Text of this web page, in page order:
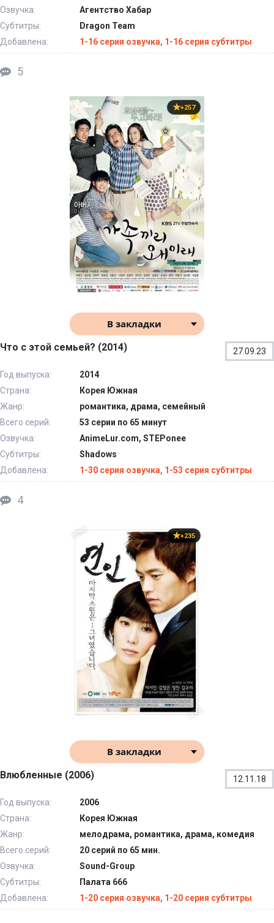
Озвучка:
Агентство Хабар
Субтитры:
Dragon Team
Добавлена:
1-16 серия озвучка, 1-16 серия субтитры
5
+257
В закладки
Что с этой семьей? (2014) 27.09.23
Год выпуска:
2014
Страна:
Корея Южная
Жанр:
романтика, драма, семейный
Всего серий:
53 серии по 65 минут
Озвучка:
AnimeLur.com, STEPoneе
Субтитры:
Shadows
Добавлена:
1-30 серия озвучка, 1-53 серия субтитры
4
+235
В закладки
Влюбленные (2006) 12.11.18
Год выпуска:
2006
Страна:
Корея Южная
Жанр:
мелодрама, романтика, драма, комедия
Всего серий:
20 серий по 65 мин.
Озвучка:
Sound-Group
Субтитры:
Палата 666
Добавлена:
1-20 серия озвучка, 1-20 серия субтитры